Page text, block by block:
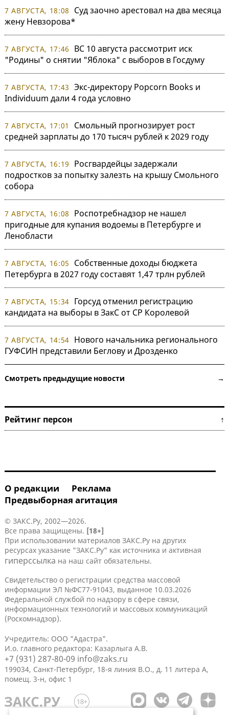
7 АВГУСТА, 18:08
Суд заочно арестовал на два месяца
жену Невзорова*
7 АВГУСТА, 17:46
ВС 10 августа рассмотрит иск
"Родины" о снятии "Яблока" с выборов в Госдуму
7 АВГУСТА, 17:43 Экс-директору Popcorn Books и
Individuum дали 4 года условно
7 АВГУСТА, 17:01
Смольный прогнозирует рост
средней зарплаты до 170 тысяч рублей к 2029 году
7 АВГУСТА, 16:19
Росгвардейцы задержали
подростков за попытку залезть на крышу Смольного
собора
7 АВГУСТА, 16:08
Роспотребнадзор не нашел
пригодные для купания водоемы в Петербурге и
Ленобласти
7 АВГУСТА, 16:05
Собственные доходы бюджета
Петербурга в 2027 году составят 1,47 трлн рублей
7 АВГУСТА, 15:34 Горсуд отменил регистрацию
кандидата на выборы в ЗакС от СР Королевой
7 АВГУСТА, 14:54 Нового начальника регионального
ГУФСИН представили Беглову и Дрозденко
Смотреть предыдущие новости →
Рейтинг персон ↑
О редакции
Реклама
Предвыборная агитация
© ЗАКС.Ру, 2002—2026.
Все права защищены. [18+]
При использовании материалов ЗАКС.Ру на других
ресурсах указание "ЗАКС.Ру" как источника и активная
гиперссылка на наш сайт обязательны.
Свидетельство о регистрации средства массовой
информации ЭЛ №ФС77-91043, выданное 10.03.2026
Федеральной службой по надзору в сфере связи,
информационных технологий и массовых коммуникаций
(Роскомнадзор).
Учредитель: ООО "Адастра".
И.о. главного редактора: Казарлыга А.В.
+7 (931) 287-80-09 info@zaks.ru
199034, Санкт-Петербург, 18-я линия В.О., д. 11 литера А,
помещ. 3-н, офис 1